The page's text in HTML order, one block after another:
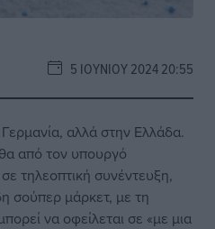
5 ΙΟΥΝΊΟΥ 2024 20:55
αλλά στην Ελλάδα.
από τον υπουργό
τηλεοπτική συνέντευξη,
σούπερ μάρκετ, με τη
να οφείλεται σε «με μια